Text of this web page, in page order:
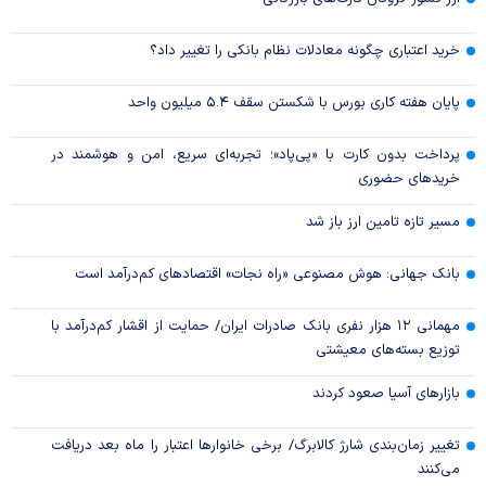
خرید اعتباری چگونه معادلات نظام بانکی را تغییر داد؟
پایان هفته کاری بورس با شکستن سقف ۵.۴ میلیون واحد
پرداخت بدون کارت با «پی‌پاد»؛ تجربه‌ای سریع، امن و هوشمند در
خریدهای حضوری
مسیر تازه تامین ارز باز شد
بانک جهانی: هوش مصنوعی «راه نجات» اقتصادهای کم‌درآمد است
مهمانی ۱۲ هزار نفری بانک صادرات ایران/ حمایت از اقشار کم‌درآمد با
توزیع بسته‌های معیشتی
بازارهای آسیا صعود کردند
تغییر زمان‌بندی شارژ کالابرگ/ برخی خانوار‌ها اعتبار را ماه بعد دریافت
می‌کنند